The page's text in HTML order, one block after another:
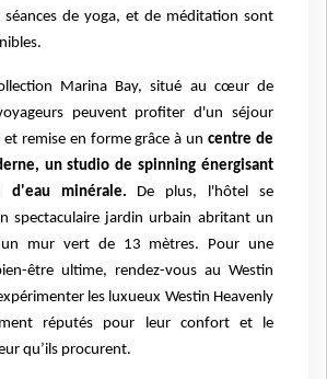
séances de yoga, et de méditation sont
Marina Bay, situé au cœur de
peuvent profiter d'un séjour
remise en forme grâce à uncentre de
un studio de spinning énergisant
d'eau minérale.
De plus, l'hôtel se
spectaculaire jardin urbain abritant un
mur vert de 13 mètres. Pour une
être ultime, rendez-vous au Westin
les luxueux Westin Heavenly
réputés pour leur confort et le
qu’ils procurent.